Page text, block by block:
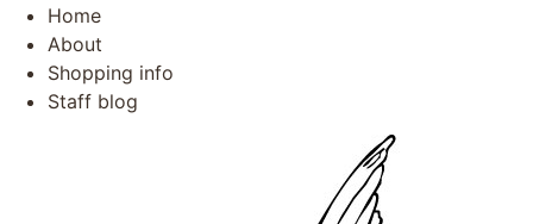
Home
About
Shopping info
Staff blog